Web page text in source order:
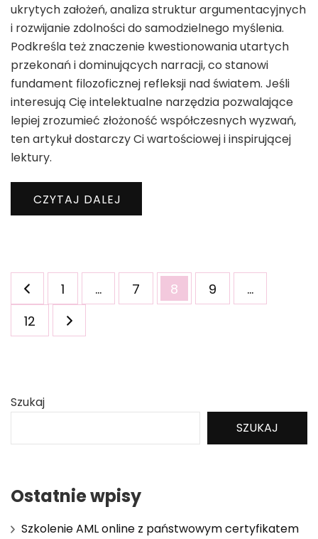
ukrytych założeń, analiza struktur argumentacyjnych
i rozwijanie zdolności do samodzielnego myślenia.
Podkreśla też znaczenie kwestionowania utartych
przekonań i dominujących narracji, co stanowi
fundament filozoficznej refleksji nad światem. Jeśli
interesują Cię intelektualne narzędzia pozwalające
lepiej zrozumieć złożoność współczesnych wyzwań,
ten artykuł dostarczy Ci wartościowej i inspirującej
lektury.
CZYTAJ DALEJ
Stronicowanie
wpisówStrona
1 … Strona
7 Strona
8 Strona
9
…
Strona
12
Szukaj
SZUKAJ
Ostatnie wpisy
Szkolenie AML online z państwowym certyfikatem